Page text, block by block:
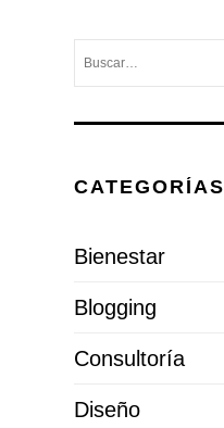
CATEGORÍAS
Bienestar
Blogging
Consultoría
Diseño